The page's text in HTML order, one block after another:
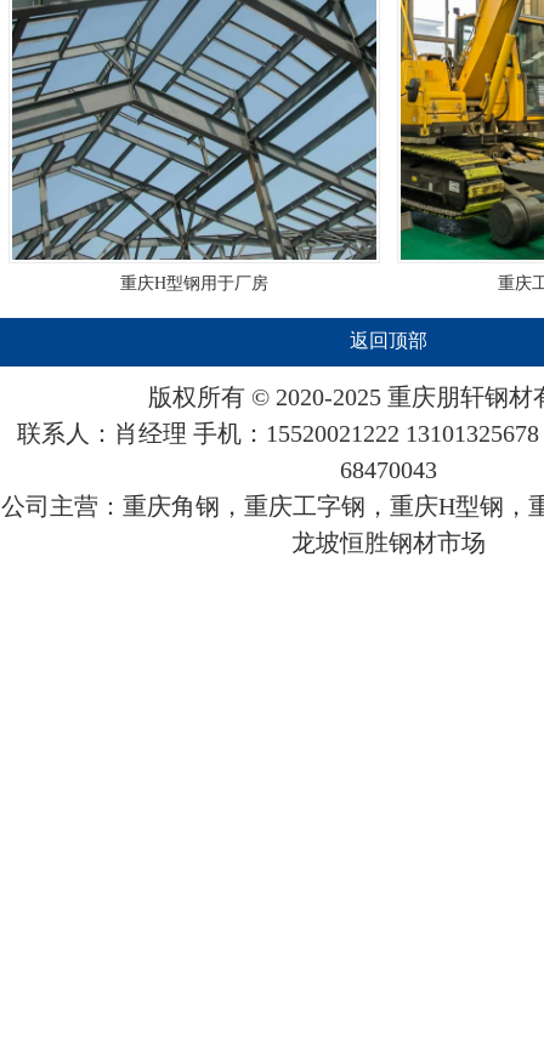
重庆H型钢用于厂房 重庆
返回顶部
版权所有 © 2020-2025 重庆朋轩钢材
联系人：肖经理 手机：15520021222
68470043
公司主营：重庆角钢，重庆工字钢，重庆H型钢，
龙坡恒胜钢材市场